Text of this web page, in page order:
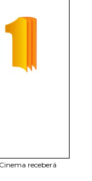
receberá